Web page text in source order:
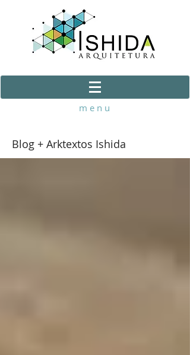
m e n u
Blog + Arktextos Ishida